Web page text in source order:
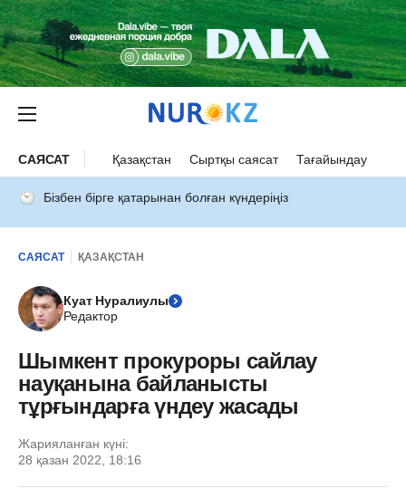
САЯСАТ Қазақстан Сыртқы саясат Тағайындау
Бізбен бірге қатарынан болған күндеріңіз
САЯСАТ ҚАЗАҚСТАН
Куат Нуралиулы
Редактор
Шымкент прокуроры сайлау
науқанына байланысты
тұрғындарға үндеу жасады
Жарияланған күні:
28 қазан 2022, 18:16